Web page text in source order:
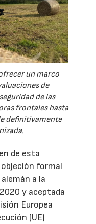
un marco
de
de las
frontales hasta
definitivamente
de esta
formal
a la
y aceptada
Europea
(UE)